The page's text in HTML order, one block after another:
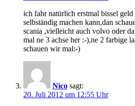
ich fahr natürlich erstmal bissel
selbständig machen kann,dan
scania ,vielleicht auch volvo oder
mal ne 3 achse her :-),ne 2 farbige
schauen wir mal:-)
Nico sagt:
20. Juli 2012 um 12:55 Uhr